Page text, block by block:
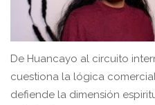
De Huancayo al circuito
cuestiona la lógica
defiende la dimensión